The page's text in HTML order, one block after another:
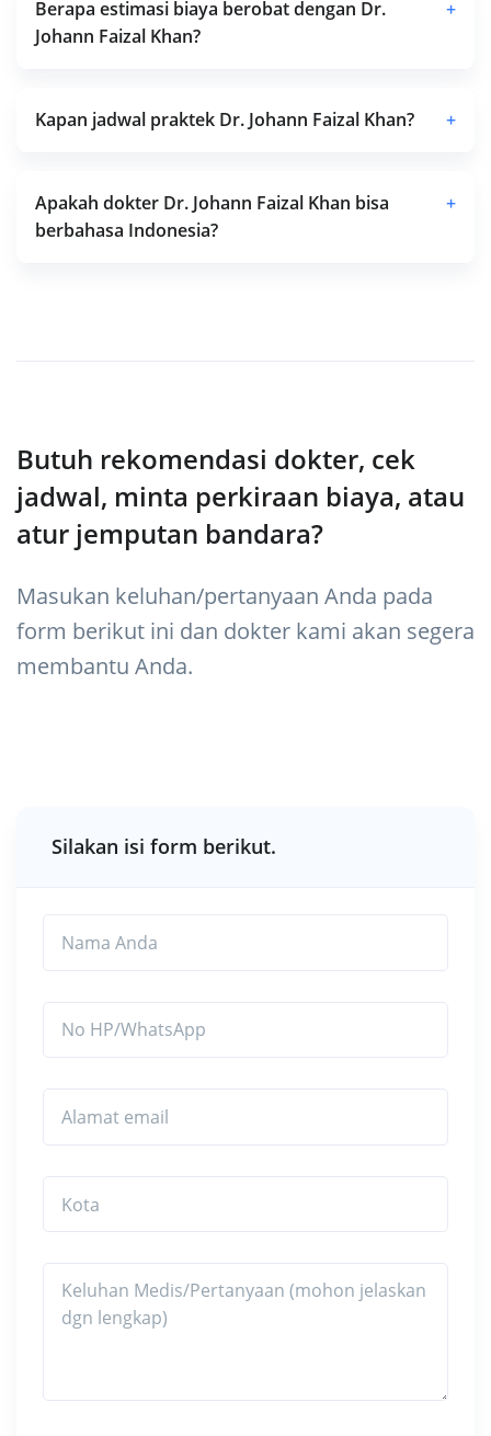
Berapa estimasi biaya berobat dengan Dr.
Johann Faizal Khan?
+
Kapan jadwal praktek Dr. Johann Faizal Khan? +
Apakah dokter Dr. Johann Faizal Khan bisa
berbahasa Indonesia?
+
Butuh rekomendasi dokter, cek
jadwal, minta perkiraan biaya, atau
atur jemputan bandara?
Masukan keluhan/pertanyaan Anda pada
form berikut ini dan dokter kami akan segera
membantu Anda.
Silakan isi form berikut.